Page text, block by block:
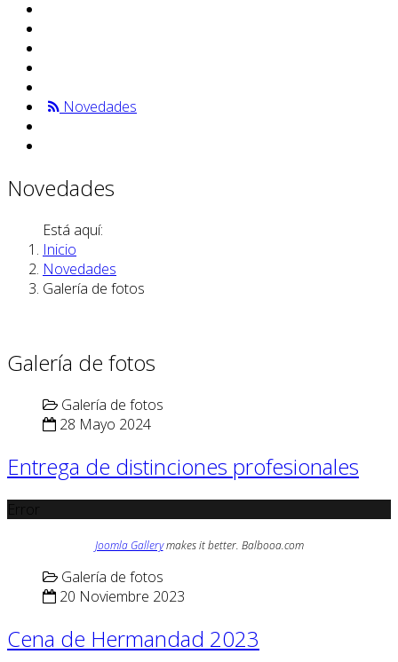
Novedades
Novedades
Está aquí:
Inicio
Novedades
Galería de fotos
Galería de fotos
Galería de fotos
28 Mayo 2024
Entrega de distinciones profesionales
Joomla Gallerymakes it better. Balbooa.com
Galería de fotos
20 Noviembre 2023
Cena de Hermandad 2023